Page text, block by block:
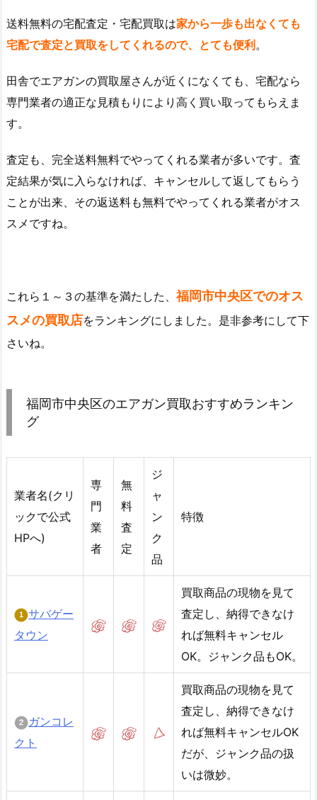
送料無料の宅配査定・宅配買取は家から一歩も出なくても
宅配で査定と買取をしてくれるので、とても便利。
田舎でエアガンの買取屋さんが近くになくても、宅配なら
専門業者の適正な見積もりにより高く買い取ってもらえま
す。
査定も、完全送料無料でやってくれる業者が多いです。査
定結果が気に入らなければ、キャンセルして返してもらう
ことが出来、その返送料も無料でやってくれる業者がオス
スメですね。
これら１～３の基準を満たした、 福岡市中央区でのオス
スメの買取店をランキングにしました。是非参考にして下
さいね。
福岡市中央区のエアガン買取おすすめランキン
グ
業者名(クリ
ックで公式
HPへ)
専
門
業
者
無
料
査
定
ジ
ャ
ン
ク
品
特徴
サバゲー
タウン
買取商品の現物を見て
査定し、納得できなけ
れば無料キャンセル
OK。ジャンク品もOK。
ガンコレ
クト
買取商品の現物を見て
査定し、納得できなけ
れば無料キャンセルOK
だが、ジャンク品の扱
いは微妙。